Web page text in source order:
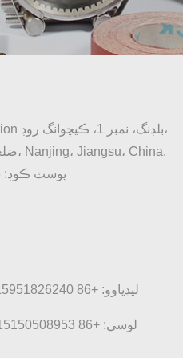
پوسٽ ڪوڊ: 210046
ليڊياوو: +86 15951826240، +86-25-84262079
لوسي: +86 15150508953، +86-25-84262069